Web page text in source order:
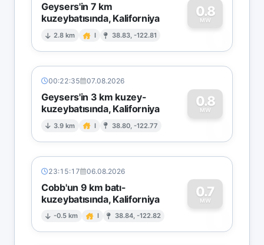
Geysers'in 7 km
kuzeybatısında, Kaliforniya
2.8 km I 38.83, -122.81
0.8
MW
0
00:22:35 07.08.2026
Geysers'in 3 km kuzey-
kuzeybatısında, Kaliforniya
3.9 km I 38.80, -122.77
0.8
MW
0
23:15:17 06.08.2026
Cobb'un 9 km batı-
kuzeybatısında, Kaliforniya
-0.5 km I 38.84, -122.82
0.7
MW
0